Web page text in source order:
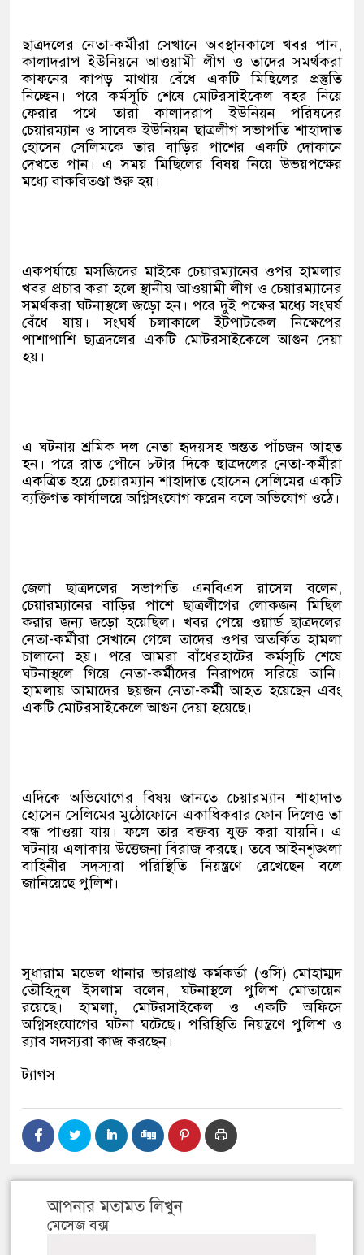
ছাত্রদলের নেতা-কর্মীরা সেখানে অবস্থানকালে খবর পান,
কালাদরাপ ইউনিয়নে আওয়ামী লীগ ও তাদের সমর্থকরা
কাফনের কাপড় মাথায় বেঁধে একটি মিছিলের প্রস্তুতি
নিচ্ছেন। পরে কর্মসূচি শেষে মোটরসাইকেল বহর নিয়ে
ফেরার পথে তারা কালাদরাপ ইউনিয়ন পরিষদের
চেয়ারম্যান ও সাবেক ইউনিয়ন ছাত্রলীগ সভাপতি শাহাদাত
হোসেন সেলিমকে তার বাড়ির পাশের একটি দোকানে
দেখতে পান। এ সময় মিছিলের বিষয় নিয়ে উভয়পক্ষের
মধ্যে বাকবিতণ্ডা শুরু হয়।
একপর্যায়ে মসজিদের মাইকে চেয়ারম্যানের ওপর হামলার
খবর প্রচার করা হলে স্থানীয় আওয়ামী লীগ ও চেয়ারম্যানের
সমর্থকরা ঘটনাস্থলে জড়ো হন। পরে দুই পক্ষের মধ্যে সংঘর্ষ
বেঁধে যায়। সংঘর্ষ চলাকালে ইটপাটকেল নিক্ষেপের
পাশাপাশি ছাত্রদলের একটি মোটরসাইকেলে আগুন দেয়া
হয়।
এ ঘটনায় শ্রমিক দল নেতা হৃদয়সহ অন্তত পাঁচজন আহত
হন। পরে রাত পৌনে ৮টার দিকে ছাত্রদলের নেতা-কর্মীরা
একত্রিত হয়ে চেয়ারম্যান শাহাদাত হোসেন সেলিমের একটি
ব্যক্তিগত কার্যালয়ে অগ্নিসংযোগ করেন বলে অভিযোগ ওঠে।
জেলা ছাত্রদলের সভাপতি এনবিএস রাসেল বলেন,
চেয়ারম্যানের বাড়ির পাশে ছাত্রলীগের লোকজন মিছিল
করার জন্য জড়ো হয়েছিল। খবর পেয়ে ওয়ার্ড ছাত্রদলের
নেতা-কর্মীরা সেখানে গেলে তাদের ওপর অতর্কিত হামলা
চালানো হয়। পরে আমরা বাঁধেরহাটের কর্মসূচি শেষে
ঘটনাস্থলে গিয়ে নেতা-কর্মীদের নিরাপদে সরিয়ে আনি।
হামলায় আমাদের ছয়জন নেতা-কর্মী আহত হয়েছেন এবং
একটি মোটরসাইকেলে আগুন দেয়া হয়েছে।
এদিকে অভিযোগের বিষয় জানতে চেয়ারম্যান শাহাদাত
হোসেন সেলিমের মুঠোফোনে একাধিকবার ফোন দিলেও তা
বন্ধ পাওয়া যায়। ফলে তার বক্তব্য যুক্ত করা যায়নি। এ
ঘটনায় এলাকায় উত্তেজনা বিরাজ করছে। তবে আইনশৃঙ্খলা
বাহিনীর সদস্যরা পরিস্থিতি নিয়ন্ত্রণে রেখেছেন বলে
জানিয়েছে পুলিশ।
সুধারাম মডেল থানার ভারপ্রাপ্ত কর্মকর্তা (ওসি) মোহাম্মদ
তৌহিদুল ইসলাম বলেন, ঘটনাস্থলে পুলিশ মোতায়েন
রয়েছে। হামলা, মোটরসাইকেল ও একটি অফিসে
অগ্নিসংযোগের ঘটনা ঘটেছে। পরিস্থিতি নিয়ন্ত্রণে পুলিশ ও
র‍্যাব সদস্যরা কাজ করছেন।
ট্যাগস
আপনার মতামত লিখুন
মেসেজ বক্স